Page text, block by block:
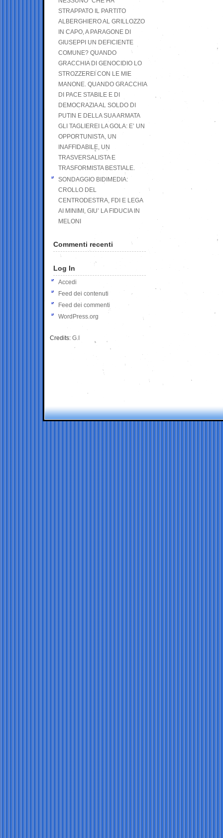
STRAPPATO IL PARTITO
ALBERGHIERO AL GRILLOZZO
IN CAPO, A PARAGONE DI
GIUSEPPI UN DEFICIENTE
COMUNE? QUANDO
GRACCHIA DI GENOCIDIO LO
STROZZEREI CON LE MIE
MANONE. QUANDO GRACCHIA
DI PACE STABILE E DI
DEMOCRAZIA AL SOLDO DI
PUTIN E DELLA SUA ARMATA
GLI TAGLIEREI LA GOLA: E’ UN
OPPORTUNISTA, UN
INAFFIDABILE, UN
TRASVERSALISTA E
TRASFORMISTA BESTIALE.
SONDAGGIO BIDIMEDIA:
CROLLO DEL
CENTRODESTRA, FDI E LEGA
AI MINIMI, GIU’ LA FIDUCIA IN
MELONI
Commenti recenti
Log In
Accedi
Feed dei contenuti
Feed dei commenti
WordPress.org
Credits: G.I